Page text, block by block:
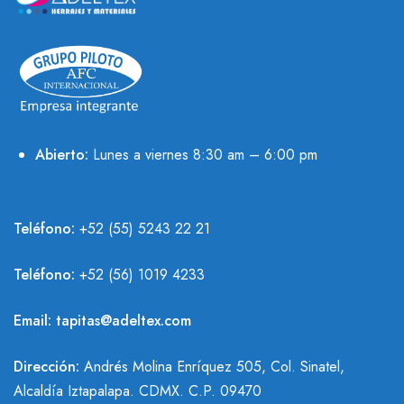
Abierto: Lunes a viernes 8:30 am – 6:00 pm
Teléfono: +52 (55) 5243 22 21
Teléfono: +52 (56) 1019 4233
Email: tapitas@adeltex.com
Dirección: Andrés Molina Enríquez 505, Col. Sinatel,
Alcaldía Iztapalapa. CDMX. C.P. 09470